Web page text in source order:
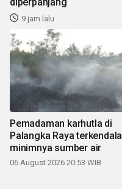
diperpanjang
9 jam lalu
Pemadaman karhutla di
Palangka Raya terkendala
minimnya sumber air
06 August 2026 20:53 WIB